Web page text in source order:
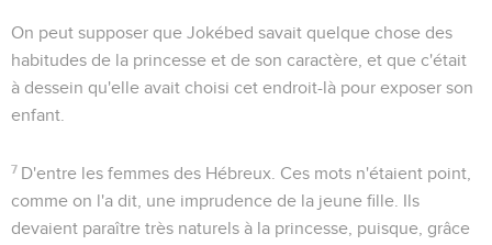
On peut supposer que Jokébed savait quelque chose des
habitudes de la princesse et de son caractère, et que c'était
à dessein qu'elle avait choisi cet endroit-là pour exposer son
enfant.
7 D'entre les femmes des Hébreux . Ces mots n'étaient point,
comme on l'a dit, une imprudence de la jeune fille. Ils
devaient paraître très naturels à la princesse, puisque, grâce